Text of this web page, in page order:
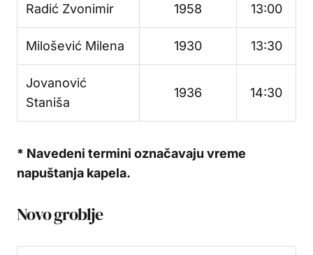
Radić Zvonimir 1958 13:00
Milošević Milena 1930 13:30
Jovanović
Staniša
1936 14:30
* Navedeni termini označavaju vreme
napuštanja kapela.
Novo groblje